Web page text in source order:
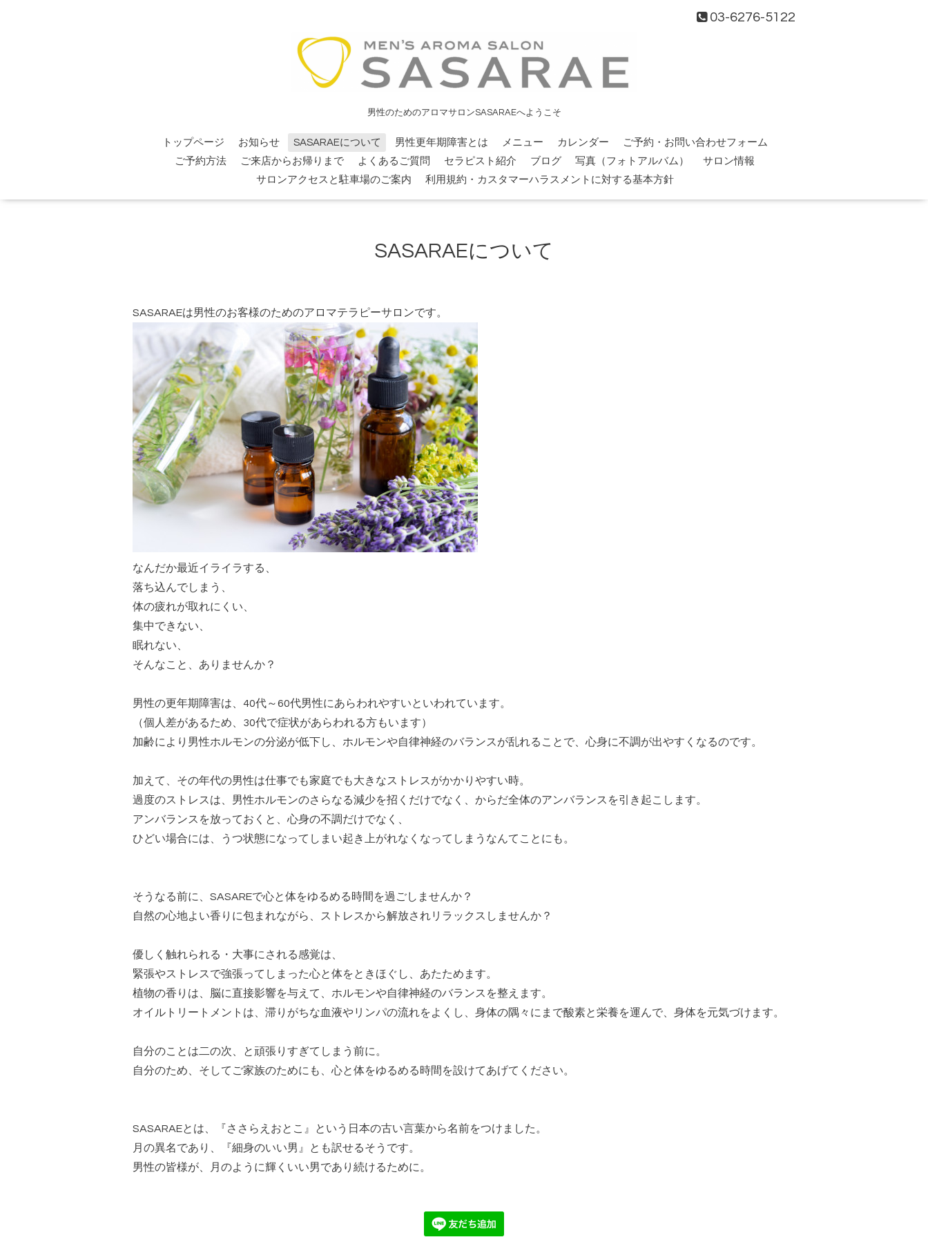
03-6276-5122
男性のためのアロマサロンSASARAEへようこそ
トップページ お知らせ SASARAEについて 男性更年期障害とは メニュー カレンダー
ご予約・お問い合わせフォーム
ご予約方法
ご来店からお帰りまで よくあるご質問 セラピスト紹介 ブログ 写真（フォトアルバム）
サロン情報
サロンアクセスと駐車場のご案内
利用規約・カスタマーハラスメントに対する基本方針
SASARAEについて
SASARAEは男性のお客様のためのアロマテラピーサロンです。
なんだか最近イライラする、
落ち込んでしまう、
体の疲れが取れにくい、
集中できない、
眠れない、
そんなこと、ありませんか？
男性の更年期障害は、 40代～60代男性にあらわれやすいといわれています。
（個人差があるため、30代で症状があらわれる方もいます）
加齢により男性ホルモンの分泌が低下し、ホルモンや自律神経のバランスが乱れることで、心身に不調が出やすくなるのです。
加えて、その年代の男性は仕事でも家庭でも大きなストレスがかかりやすい時。
過度のストレスは、男性ホルモンのさらなる減少を招くだけでなく、からだ全体のアンバランスを引き起こします。
アンバランスを放っておくと、心身の不調だけでなく、
ひどい場合には、うつ状態になってしまい起き上がれなくなってしまうなんてことにも。
そうなる前に、SASAREで心と体をゆるめる時間を過ごしませんか？
自然の心地よい香りに包まれながら、ストレスから解放されリラックスしませんか？
優しく触れられる・大事にされる感覚は、
緊張やストレスで強張ってしまった心と体をときほぐし、あたためます。
植物の香りは、脳に直接影響を与えて、ホルモンや自律神経のバランスを整えます。
オイルトリートメントは、滞りがちな血液やリンパの流れをよくし、身体の隅々にまで酸素と栄養を運んで、身体を元気づけます。
自分のことは二の次、と頑張りすぎてしまう前に。
自分のため、そしてご家族のためにも、心と体をゆるめる時間を設けてあげてください。
SASARAEとは、『ささらえおとこ』という日本の古い言葉から名前をつけました。
月の異名であり、『細身のいい男』とも訳せるそうです。
男性の皆様が、月のように輝くいい男であり続けるために。